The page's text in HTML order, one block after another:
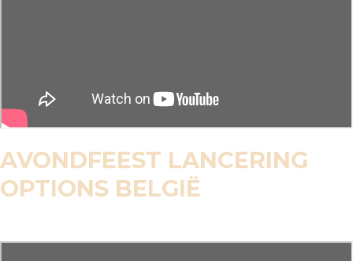
AVONDFEEST LANCERING
OPTIONS BELGIË